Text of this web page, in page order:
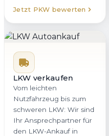
Jetzt PKW bewerten
LKW verkaufen
Vom leichten
Nutzfahrzeug bis zum
schweren LKW: Wir sind
Ihr Ansprechpartner für
den LKW-Ankauf in